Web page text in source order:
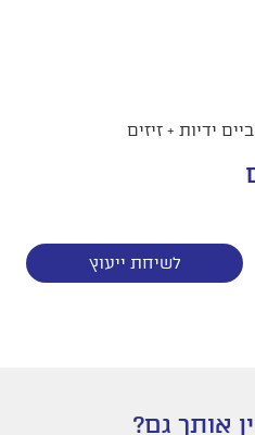
ידיות + זיזים
לשיחת ייעוץ
אותך גם?